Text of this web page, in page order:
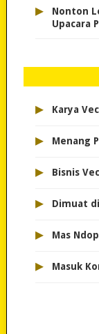
▸
Nonton
Upacara
▸ Karya
▸ Menang
▸ Bisnis
▸ Dimuat
▸ Mas
▸ Masuk